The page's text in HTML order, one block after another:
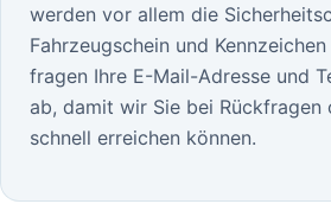
werden vor allem die
Fahrzeugschein und
fragen Ihre E-Mail-Adresse und
ab, damit wir Sie bei Rückfragen
schnell erreichen können.